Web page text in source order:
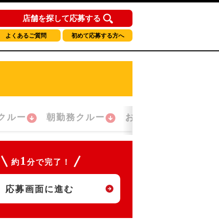
店舗を探して応募する
よくあるご質問 初めて応募する方へ
ルー 朝勤務クルー おかえり！クルー
約 1 分で完了！
応募画面に進む